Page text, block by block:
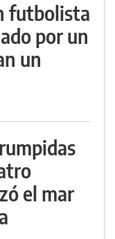
futbolista
por un
un
el mar